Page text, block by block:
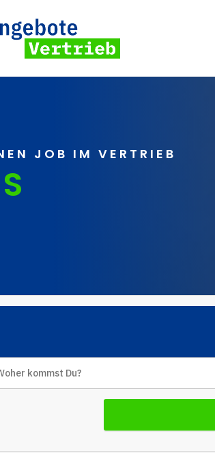
JOB IM VERTRIEB